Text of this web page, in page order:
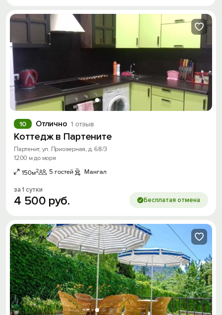
Отлично 1 отзыв
10
Коттедж в Партените
Партенит, ул. Приозерная, д. 68/3
1200 м до моря
150м2 5 гостей Мангал
за 1 сутки
4 500 руб. Бесплатая отмена